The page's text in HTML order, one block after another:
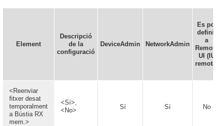
Element
Descripció
de la
configuració
DeviceAdmin NetworkAdmin
Es pot
definir
a
Remote
UI (IU
remota)
<Reenviar
fitxer desat
temporalment
a Bústia RX
mem.>
<Sí>,
<No>
Sí Sí No